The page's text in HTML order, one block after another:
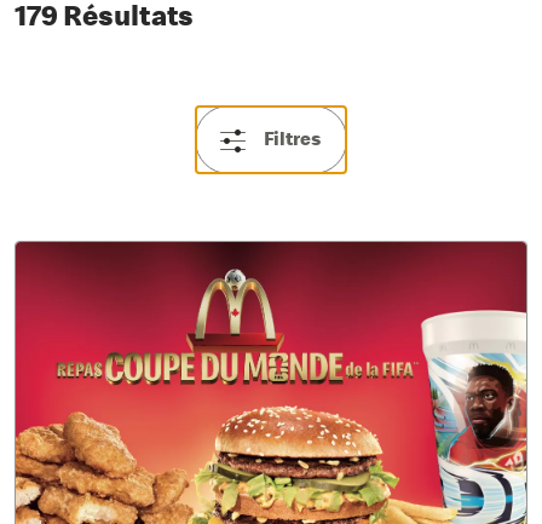
179 Résultats
Filtres